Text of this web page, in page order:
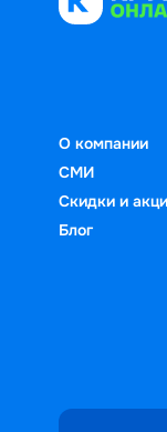
О компании
СМИ
Скидки и
Блог